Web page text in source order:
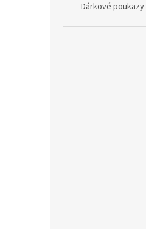
Dárkové poukazy